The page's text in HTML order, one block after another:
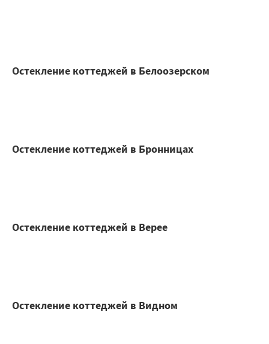
Остекление коттеджей в Белоозерском
Остекление коттеджей в Бронницах
Остекление коттеджей в Верее
Остекление коттеджей в Видном